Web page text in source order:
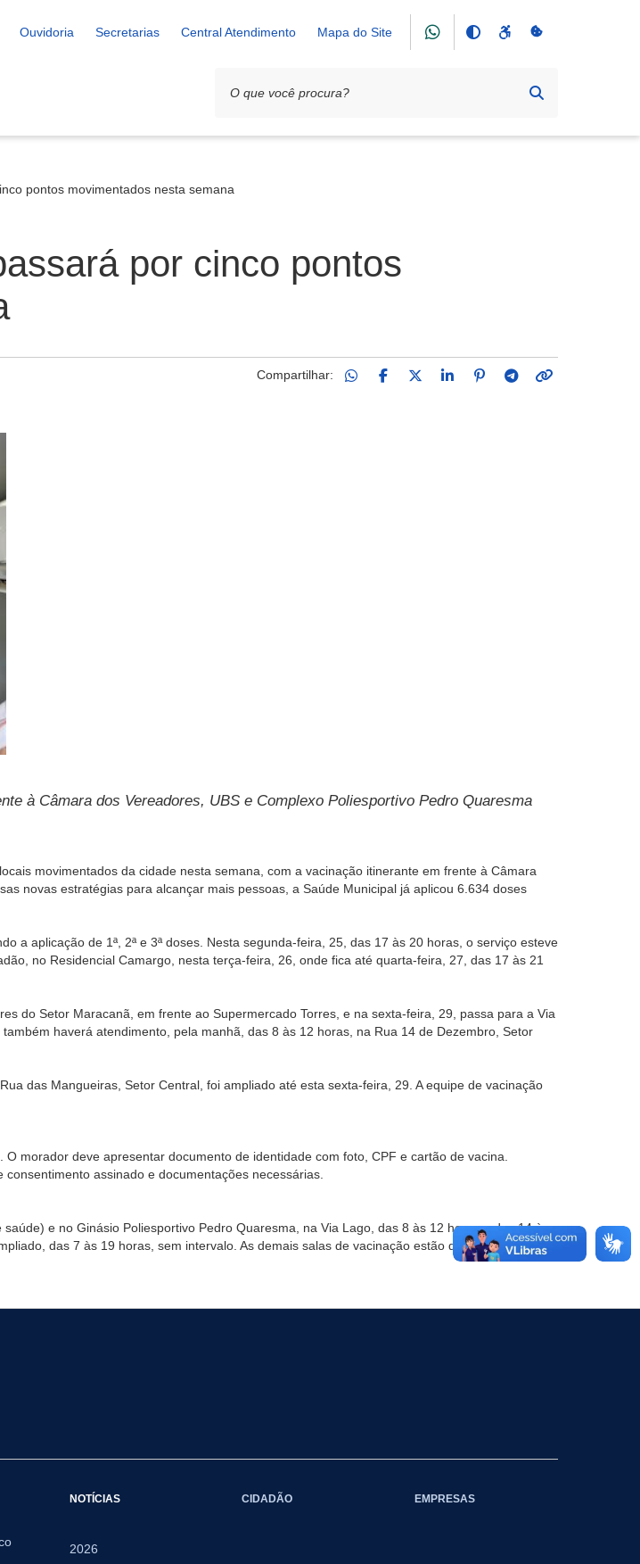
Ouvidoria Secretarias Central Atendimento Mapa do Site
pontos movimentados nesta semana
por cinco pontos
Compartilhar:
à Câmara dos Vereadores, UBS e Complexo Poliesportivo Pedro Quaresma
movimentados da cidade nesta semana, com a vacinação itinerante em frente à Câmara
novas estratégias para alcançar mais pessoas, a Saúde Municipal já aplicou 6.634 doses
a aplicação de 1ª, 2ª e 3ª doses. Nesta segunda-feira, 25, das 17 às 20 horas, o serviço esteve
no Residencial Camargo, nesta terça-feira, 26, onde fica até quarta-feira, 27, das 17 às 21
do Setor Maracanã, em frente ao Supermercado Torres, e na sexta-feira, 29, passa para a Via
haverá atendimento, pela manhã, das 8 às 12 horas, na Rua 14 de Dezembro, Setor
das Mangueiras, Setor Central, foi ampliado até esta sexta-feira, 29. A equipe de vacinação
morador deve apresentar documento de identidade com foto, CPF e cartão de vacina.
assinado e documentações necessárias.
e no Ginásio Poliesportivo Pedro Quaresma, na Via Lago, das 8 às 12 horas e das 14 às
das 7 às 19 horas, sem intervalo. As demais salas de vacinação estão disponíveis das
NOTÍCIAS
2026
CIDADÃO EMPRESAS